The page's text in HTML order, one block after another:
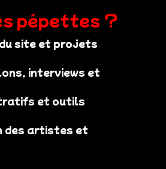
pépettes ?
site et projets
interviews et
et outils
des artistes et